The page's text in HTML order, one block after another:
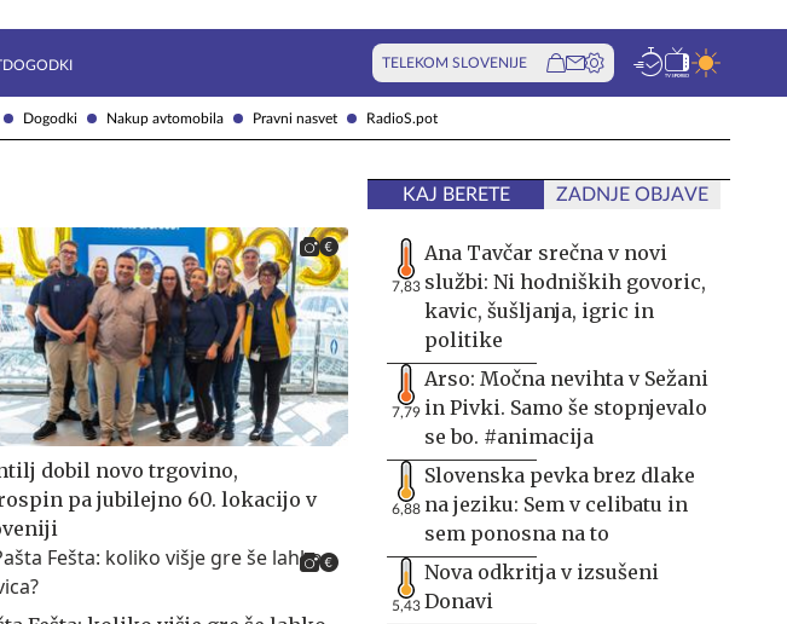
Dogodki Nakup avtomobila Pravni nasvet RadioS.pot
DOGODKI TELEKOM SLOVENIJE
dobil novo trgovino,
pa jubilejno 60. lokacijo v
KAJ BERETE ZADNJE OBJAVE
7,83
Ana Tavčar srečna v novi
službi: Ni hodniških govoric,
kavic, šušljanja, igric in
politike
7,79
Arso: Močna nevihta v Sežani
in Pivki. Samo še stopnjevalo
se bo. #animacija
6,88
Slovenska pevka brez dlake
na jeziku: Sem v celibatu in
sem ponosna na to
5,43
Nova odkritja v izsušeni
Donavi